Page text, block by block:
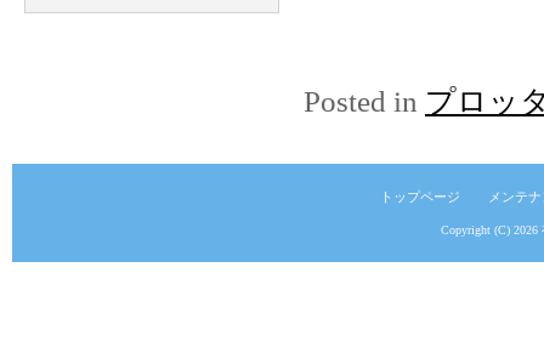
Posted in プロッ
トップページ メンテ
Copyright (C) 2026